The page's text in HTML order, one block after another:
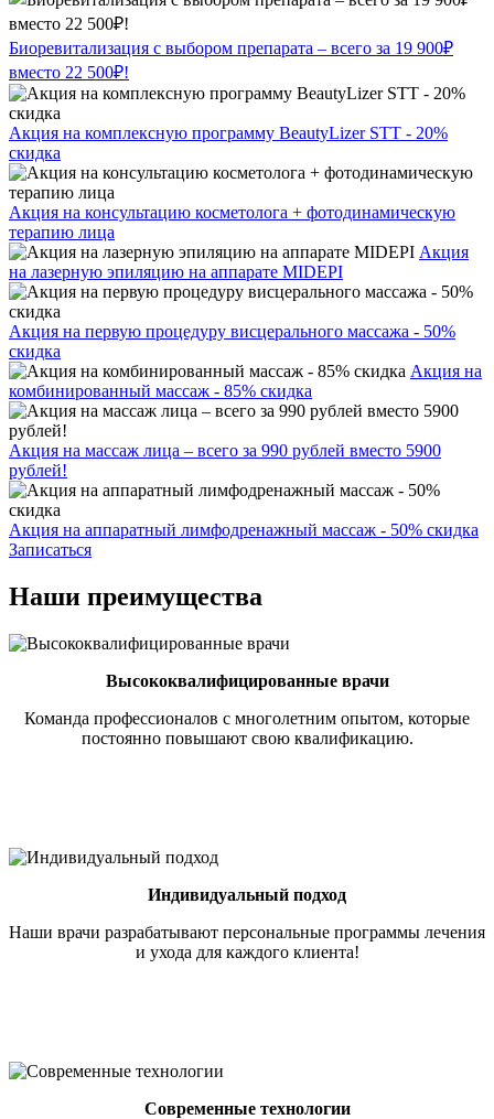
Биоревитализация с выбором препарата – всего за 19 900₽
вместо 22 500₽!
Акция на комплексную программу BeautyLizer STT - 20%
скидка
Акция на консультацию косметолога + фотодинамическую
терапию лица
Акция
на лазерную эпиляцию на аппарате MIDEPI
Акция на первую процедуру висцерального массажа - 50%
скидка
Акция на
комбинированный массаж - 85% скидка
Акция на массаж лица – всего за 990 рублей вместо 5900
рублей!
Акция на аппаратный лимфодренажный массаж - 50% скидка
Записаться
Наши преимущества
Высококвалифицированные врачи
Команда профессионалов с многолетним опытом, которые
постоянно повышают свою квалификацию.
Индивидуальный подход
Наши врачи разрабатывают персональные программы лечения
и ухода для каждого клиента!
Современные технологии